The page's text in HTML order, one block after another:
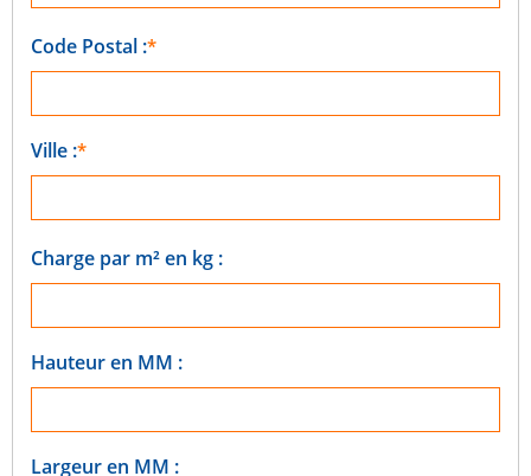
Code Postal :
Ville :
Charge par m² en kg :
Hauteur en MM :
Largeur en MM :